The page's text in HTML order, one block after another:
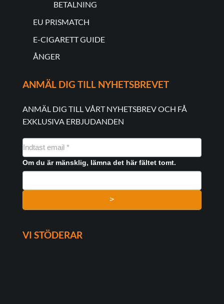
BETALNING
EU PRISMATCH
E-CIGARETT GUIDE
ÅNGER
ANMÄL DIG TILL NYHETSBREVET
ANMÄL DIG TILL VÅRT NYHETSBREV OCH FÅ
EXKLUSIVA ERBJUDANDEN
NYHEDSMAIL
FORMULAR
Om du är mänsklig, lämna det här fältet tomt.
>
VI STÖDERAR